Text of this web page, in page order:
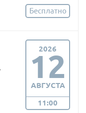
Бесплатно
2026
12
АВГУСТА
11:00